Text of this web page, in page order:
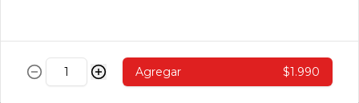
Vino Adobe Carmener
Reserva 750 Cc.
Agregar $1.990